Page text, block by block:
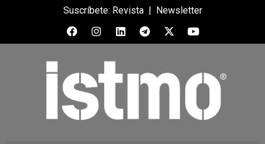
Suscríbete: Revista| Newsletter